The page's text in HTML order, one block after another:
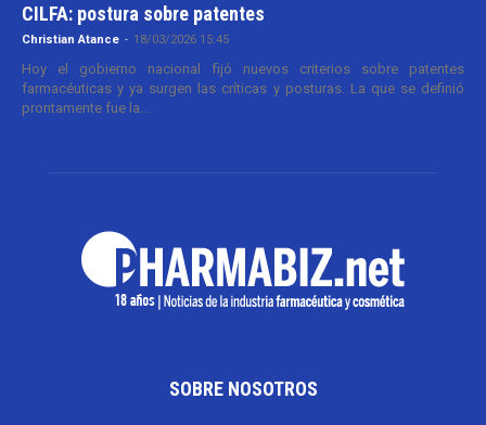
CILFA: postura sobre patentes
Christian Atance - 18/03/2026 15:45
Hoy el gobierno nacional fijó nuevos criterios sobre patentes
farmacéuticas y ya surgen las críticas y posturas. La que se definió
prontamente fue la...
SOBRE NOSOTROS